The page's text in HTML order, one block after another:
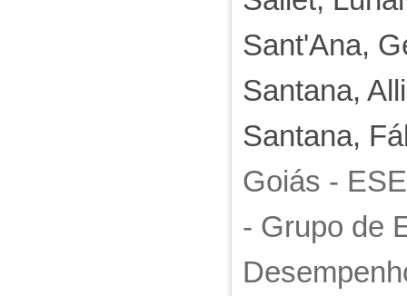
Sant'Ana,
Santana,
Santana,
Goiás -
- Grupo de